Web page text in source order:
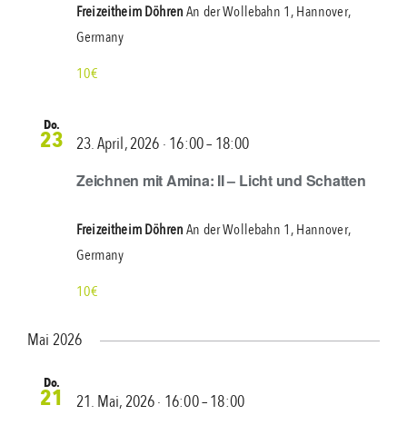
Freizeitheim DöhrenAn der Wollebahn 1, Hannover,
Germany
10€
Do.
23
Zeichnen mit Amina: II – Licht und Schatten
23. April, 2026 ∙ 16:00– 18:00
Freizeitheim DöhrenAn der Wollebahn 1, Hannover,
Germany
10€
Mai 2026
Do.
21 21. Mai, 2026 ∙ 16:00–18:00